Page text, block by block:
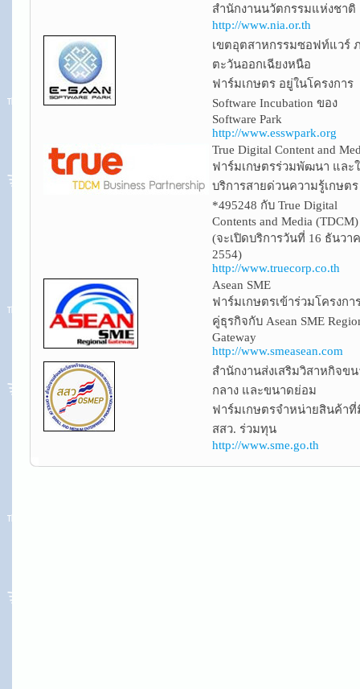
สำนักงานนวัตกรรมแห่งชาติ
http://www.nia.or.th
เขตอุตสาหกรรมซอฟท์แวร์
ตะวันออกเฉียงหนือ
ฟาร์มเกษตร อยู่ในโครงการ
Software Incubation ของ
Software Park
http://www.esswpark.org
True Digital Content and
ฟาร์มเกษตรร่วมพัฒนา และ
บริการสายด่วนความรู้เกษตร
*495248 กับ True Digital
Contents and Media (TDCM)
(จะเปิดบริการวันที่ 16 ธันวา
2554)
http://www.truecorp.co.th
Asean SME
ฟาร์มเกษตรเข้าร่วมโครงกา
คู่ธุรกิจกับ Asean SME
Gateway
http://www.smeasean.com
สำนักงานส่งเสริมวิสาหกิจข
กลาง และขนาดย่อม
ฟาร์มเกษตรจำหน่ายสินค้าที่
สสว. ร่วมทุน
http://www.sme.go.th